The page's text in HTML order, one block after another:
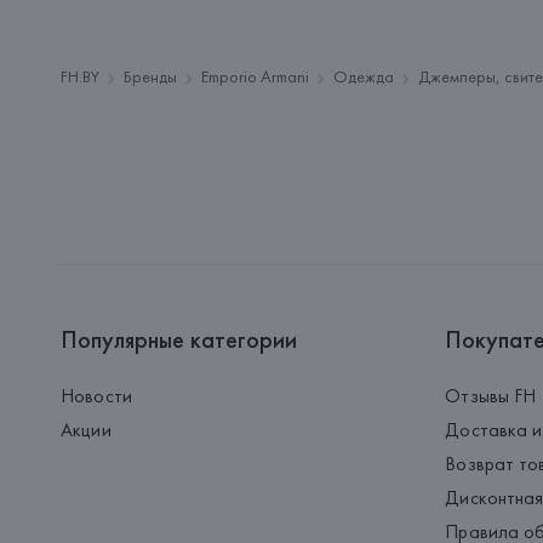
FH.BY Бренды Emporio Armani Одежда Джемперы,
Популярные категории
Новости
Акции
Отзывы FH
Доставка
Возврат
Правила